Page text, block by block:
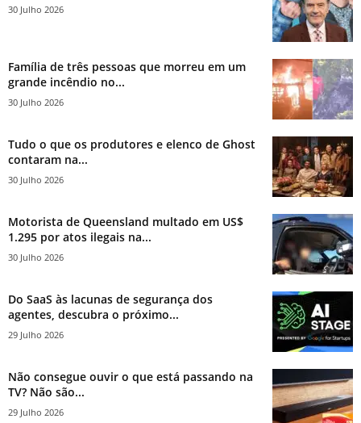
30 Julho 2026
Família de três pessoas que morreu em um
grande incêndio no...
30 Julho 2026
Tudo o que os produtores e elenco de Ghost
contaram na...
30 Julho 2026
Motorista de Queensland multado em US$
1.295 por atos ilegais na...
30 Julho 2026
Do SaaS às lacunas de segurança dos
agentes, descubra o próximo...
29 Julho 2026
Não consegue ouvir o que está passando na
TV? Não são...
29 Julho 2026